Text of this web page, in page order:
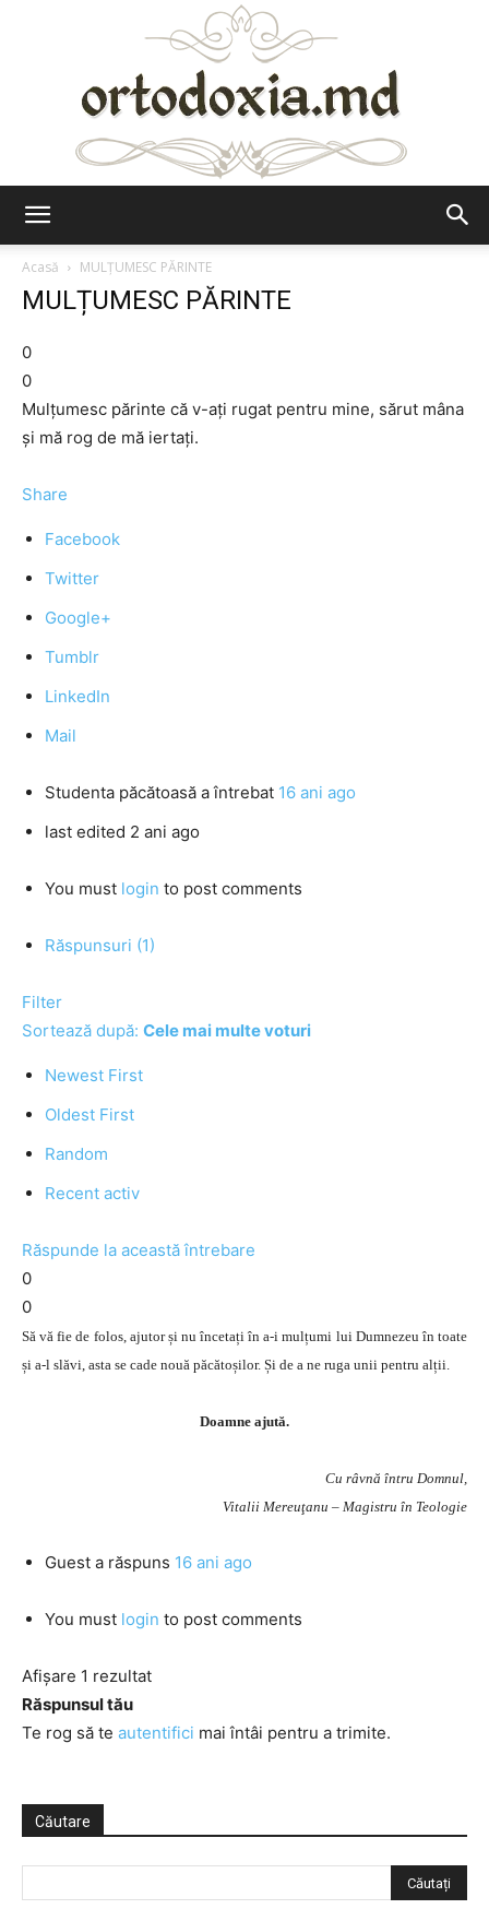
Acasă
MULȚUMESC PĂRINTE
MULȚUMESC PĂRINTE
0
0
Mulțumesc părinte că v-ați rugat pentru mine, sărut mâna
și mă rog de mă iertați.
Share
Facebook
Twitter
Google+
Tumblr
LinkedIn
Mail
Studenta păcătoasă a întrebat 16 ani ago
last edited 2 ani ago
You must login to post comments
Răspunsuri (1)
Filter
Sortează după: Cele mai multe voturi
Newest First
Oldest First
Random
Recent activ
Răspunde la această întrebare
0
0
Să vă fie de folos, ajutor și nu încetați în a-i mulțumi lui Dumnezeu în toate
și a-l slăvi, asta se cade nouă păcătoșilor. Și de a ne ruga unii pentru alții.
Doamne ajută.
Cu râvnă întru Domnul,
Vitalii Mereuţanu – Magistru în Teologie
Guest a răspuns 16 ani ago
You must login to post comments
Afișare 1 rezultat
Răspunsul tău
Te rog să te autentifici mai întâi pentru a trimite.
Căutare